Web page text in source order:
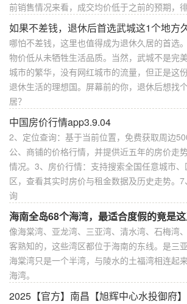
前销售情况来看，成交均价低于之前的预期，
如果不差钱，退休后首选武城这1个地方
哪怕不差钱，这里也值得成为退休久居的首选
物价低从未牺牲生活品质。当然，武城不是完
城市的繁华，没有网红城市的流量，但正是这
退休生活的理想国。屏幕前的你，退休后想找
居？
中国房价行情app3.9.04
2、定位查询：基于当前位置，免费获取周边
公、商铺的价格行情，并提供近五年的房价走
情况。3、房价行情：支持搜索全国任意城市
区，查看其实时房价与租金数据及历史走势。
询
海南全岛68个海湾，最适合度假的竟是
像海棠湾、亚龙湾、三亚湾、清水湾、石梅湾
客熟知的，这些湾区都位于海南的东线。是三
海棠湾只是一个半湾，与陵水的土福湾相连起
海湾。
2025【官方】南昌【旭辉中心水投御府